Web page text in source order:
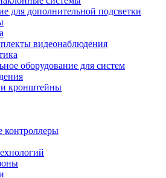
для дополнительной подсветки
видеонаблюдения
оборудование для систем
и кронштейны